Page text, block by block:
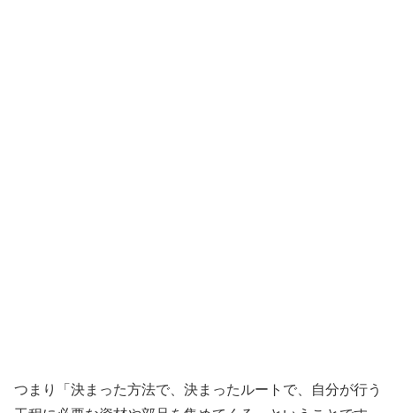
つまり「決まった方法で、決まったルートで、自分が行う